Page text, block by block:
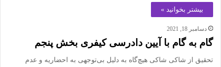
بیشتر بخوانید »
دسامبر 18, 2021
گام به گام با آیین دادرسی کیفری بخش پنجم
تحقیق از شاکی شاکی هیچ‌گاه به دلیل بی‌توجهی به احضاریه و عدم